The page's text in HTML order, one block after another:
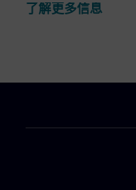
了解更多信息